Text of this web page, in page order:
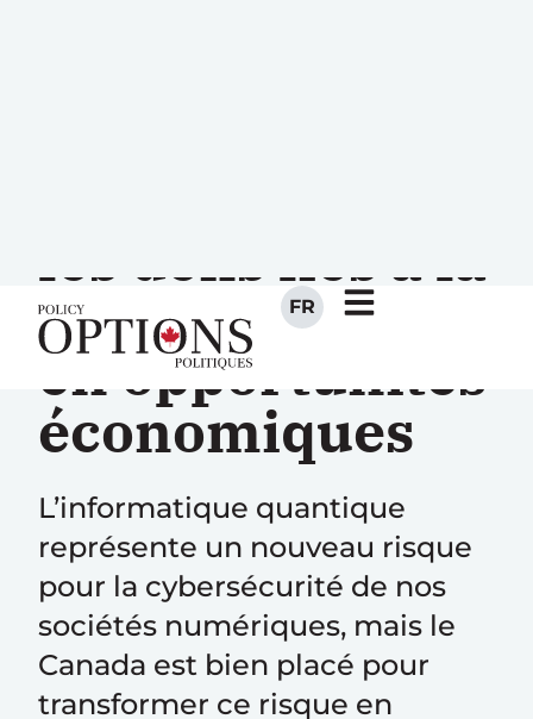
les défis liés à la
cybersécurité
en opportunités
économiques
L’informatique quantique
représente un nouveau risque
pour la cybersécurité de nos
sociétés numériques, mais le
Canada est bien placé pour
transformer ce risque en